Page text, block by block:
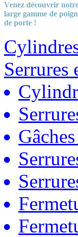
Venez découvrir
large gamme de
de porte !
Serrures